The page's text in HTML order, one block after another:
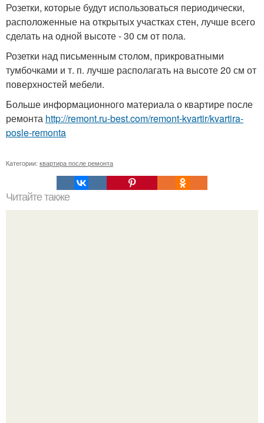
Розетки, которые будут использоваться периодически,
расположенные на открытых участках стен, лучше всего
сделать на одной высоте - 30 см от пола.
Розетки над письменным столом, прикроватными
тумбочками и т. п. лучше располагать на высоте 20 см от
поверхностей мебели.
Больше информационного материала о квартире после
ремонта http://remont.ru-best.com/remont-kvartir/kvartira-
posle-remonta
Категории: квартира после ремонта
Читайте также